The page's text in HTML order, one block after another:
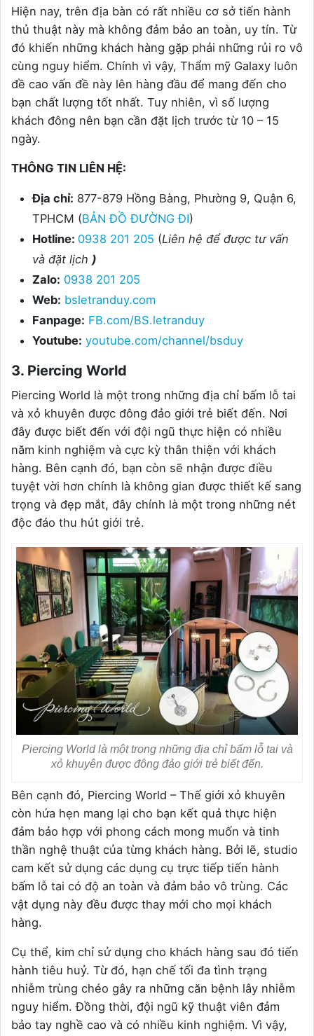
Hiện nay, trên địa bàn có rất nhiều cơ sở tiến hành
thủ thuật này mà không đảm bảo an toàn, uy tín. Từ
đó khiến những khách hàng gặp phải những rủi ro vô
cùng nguy hiểm. Chính vì vậy, Thẩm mỹ Galaxy luôn
đề cao vấn đề này lên hàng đầu để mang đến cho
bạn chất lượng tốt nhất. Tuy nhiên, vì số lượng
khách đông nên bạn cần đặt lịch trước từ 10 – 15
ngày.
THÔNG TIN LIÊN HỆ:
Địa chỉ: 877-879 Hồng Bàng, Phường 9, Quận 6,
TPHCM (BẢN ĐỒ ĐƯỜNG ĐI)
Hotline: 0938 201 205 (Liên hệ để được tư vấn
và đặt lịch )
Zalo: 0938 201 205
Web: bsletranduy.com
Fanpage: FB.com/BS.letranduy
Youtube: youtube.com/channel/bsduy
3. Piercing World
Piercing World là một trong những địa chỉ bấm lỗ tai
và xỏ khuyên được đông đảo giới trẻ biết đến. Nơi
đây được biết đến với đội ngũ thực hiện có nhiều
năm kinh nghiệm và cực kỳ thân thiện với khách
hàng. Bên cạnh đó, bạn còn sẽ nhận được điều
tuyệt vời hơn chính là không gian được thiết kế sang
trọng và đẹp mắt, đây chính là một trong những nét
độc đáo thu hút giới trẻ.
Piercing World là một trong những địa chỉ bấm lỗ tai và
xỏ khuyên được đông đảo giới trẻ biết đến.
Bên cạnh đó, Piercing World – Thế giới xỏ khuyên
còn hứa hẹn mang lại cho bạn kết quả thực hiện
đảm bảo hợp với phong cách mong muốn và tinh
thần nghệ thuật của từng khách hàng. Bởi lẽ, studio
cam kết sử dụng các dụng cụ trực tiếp tiến hành
bấm lỗ tai có độ an toàn và đảm bảo vô trùng. Các
vật dụng này đều được thay mới cho mọi khách
hàng.
Cụ thể, kim chỉ sử dụng cho khách hàng sau đó tiến
hành tiêu huỷ. Từ đó, hạn chế tối đa tình trạng
nhiễm trùng chéo gây ra những căn bệnh lây nhiễm
nguy hiểm. Đồng thời, đội ngũ kỹ thuật viên đảm
bảo tay nghề cao và có nhiều kinh nghiệm. Vì vậy,